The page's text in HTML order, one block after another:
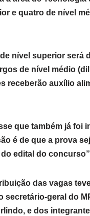
e quatro de nível
nível superior será
de nível médio
receberão auxílio
que também já foi
é de que a prova
edital do
das vagas
secretário-geral do
e dos